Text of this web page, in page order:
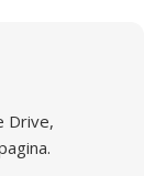
Drive,